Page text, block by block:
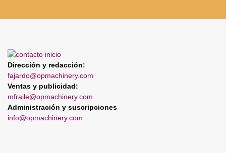
Dirección y redacción:
fajardo@opmachinery.com
Ventas y publicidad:
mfraile@opmachinery.com
Administración y suscripciones
info@opmachinery.com